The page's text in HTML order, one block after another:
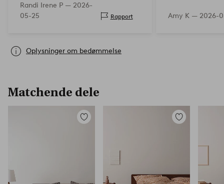
Randi Irene P — 2026-
05-25
Rapport Amy K — 2026-
Oplysninger om bedømmelse
Matchende dele
Tilføj
Tilføj